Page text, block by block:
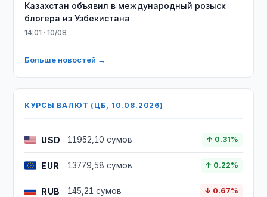
Казахстан объявил в международный розыск
блогера из Узбекистана
14:01 · 10/08
Больше новостей →
КУРСЫ ВАЛЮТ (ЦБ, 10.08.2026)
USD 11952,10 сумов ↑ 0.31%
EUR 13779,58 сумов ↑ 0.22%
RUB 145,21 сумов ↓ 0.67%